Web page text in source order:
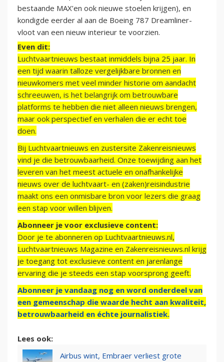
bestaande MAX’en ook nieuwe stoelen krijgen), en
kondigde eerder al aan de Boeing 787 Dreamliner-
vloot van een nieuw interieur te voorzien.
Even dit:
Luchtvaartnieuws bestaat inmiddels bijna 25 jaar. In
een tijd waarin talloze vergelijkbare bronnen en
nieuwkomers met veel minder historie om aandacht
schreeuwen, is het belangrijk om betrouwbare
platforms te hebben die niet alleen nieuws brengen,
maar ook perspectief en verhalen die er echt toe
doen.
Bij Luchtvaartnieuws en zustersite Zakenreisnieuws
vind je die betrouwbaarheid. Onze toewijding aan het
leveren van het meest actuele en onafhankelijke
nieuws over de luchtvaart- en (zaken)reisindustrie
maakt ons een onmisbare bron voor lezers die graag
een stap voor willen blijven.
Abonneer je voor exclusieve content:
Door je te abonneren op Luchtvaartnieuws.nl,
Luchtvaartnieuws Magazine en Zakenreisnieuws.nl krijg
je toegang tot exclusieve content en jarenlange
ervaring die je steeds een stap voorsprong geeft.
Abonneer je vandaag nog en word onderdeel van
een gemeenschap die waarde hecht aan kwaliteit,
betrouwbaarheid en échte journalistiek.
Lees ook:
Airbus wint, Embraer verliest grote